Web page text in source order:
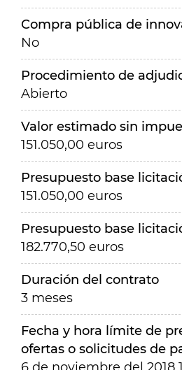
Compra pública de
No
Procedimiento de
Abierto
Valor estimado sin
151.050,00 euros
Presupuesto base
151.050,00 euros
Presupuesto base
182.770,50 euros
Duración del contrato
3 meses
Fecha y hora límite de
ofertas o solicitudes de